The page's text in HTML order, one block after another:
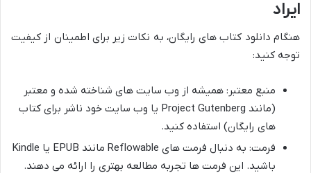
ایراد
هنگام دانلود کتاب های رایگان، به نکات زیر برای اطمینان از کیفیت
توجه کنید:
منبع معتبر: همیشه از وب سایت های شناخته شده و معتبر
(مانند Project Gutenberg یا وب سایت خود ناشر برای کتاب
های رایگان) استفاده کنید.
فرمت: به دنبال فرمت های Reflowable مانند EPUB یا Kindle
باشید. این فرمت ها تجربه مطالعه بهتری را ارائه می دهند.